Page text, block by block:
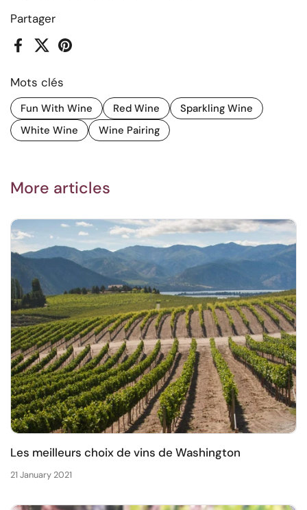
Partager
FacebookX (Twitter)Pinterest
Mots clés
Fun With Wine Red Wine
Sparkling Wine
White Wine
Wine Pairing
More articles
Les meilleurs choix de vins de Washington
21 January 2021